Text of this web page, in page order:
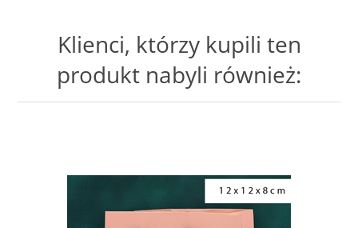
Klienci, którzy kupili ten
produkt nabyli również: